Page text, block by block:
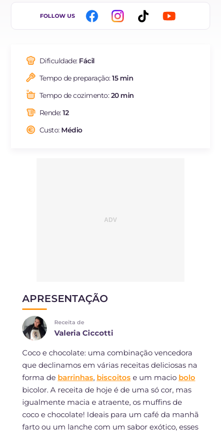
IT
FR
DE
NL
FOLLOW US
Dificuldade: Fácil
Tempo de preparação:15 min
Tempo de cozimento:20 min
Rende:12
Custo: Médio
APRESENTAÇÃO
Receita de
Valeria Ciccotti
Coco e chocolate: uma combinação vencedora
que declinamos em várias receitas deliciosas na
forma de barrinhas, biscoitose um macio bolo
bicolor. A receita de hoje é de uma só cor, mas
igualmente macia e atraente, os muffins de
coco e chocolate! Ideais para um café da manhã
farto ou um lanche com um sabor exótico, esses